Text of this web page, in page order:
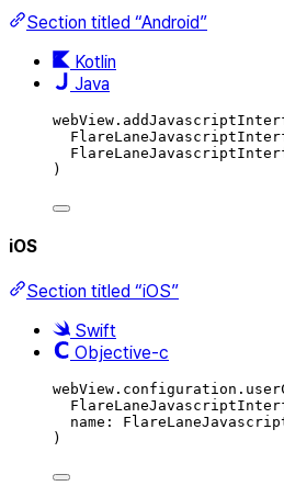
Section titled “Android”
Kotlin
Java
webView.
)
iOS
Section titled “iOS”
Swift
Objective-c
webView. configuration .
name :
)